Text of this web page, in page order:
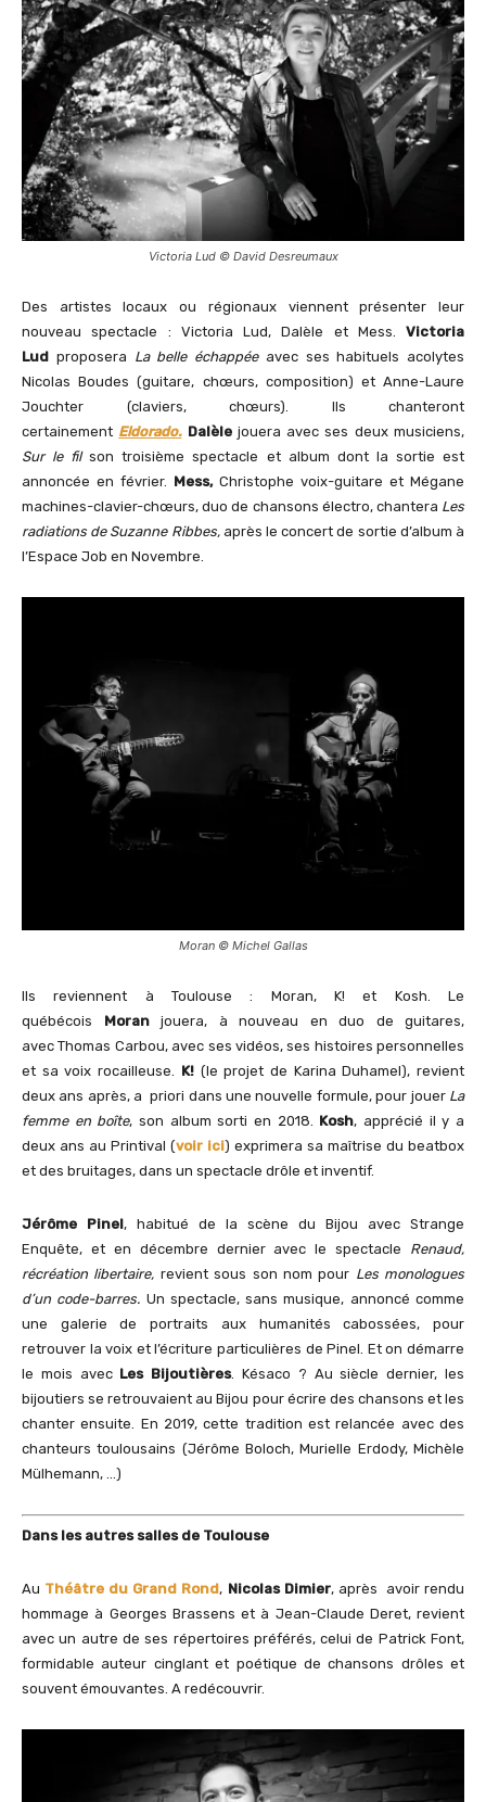
Victoria Lud © David Desreumaux
Des artistes locaux ou régionaux viennent présenter leur
nouveau spectacle : Victoria Lud, Dalèle et Mess. Victoria
Lud proposera Labelle échappéeavec ses habituels acolytes
Nicolas Boudes (guitare, chœurs, composition) et Anne-Laure
Jouchter (claviers, chœurs). Ils chanteront
certainement Eldorado. Dalèlejouera avec ses deux musiciens,
Sur le filson troisième spectacle et album dont la sortie est
annoncée en février. Mess,Christophe voix-guitare et Mégane
machines-clavier-chœurs, duo de chansons électro, chantera Les
radiations de Suzanne Ribbes, après le concert de sortie d’album à
l’Espace Job en Novembre.
Moran © Michel Gallas
Ils reviennent à Toulouse : Moran, K! et Kosh. Le
québécois Moranjouera, à nouveau en duo de guitares,
avec Thomas Carbou, avec ses vidéos, ses histoires personnelles
et sa voix rocailleuse. K! (le projet de Karina Duhamel), revient
deux ans après, a priori dans une nouvelle formule, pour jouer La
femme en boîte, son album sorti en 2018. Kosh, apprécié il y a
deux ans au Printival (voir ici) exprimera sa maîtrise du beatbox
et des bruitages, dans un spectacle drôle et inventif.
Jérôme Pinel, habitué de la scène du Bijou avec Strange
Enquête, et en décembre dernier avec le spectacle Renaud,
récréation libertaire, revient sous son nom pour Les monologues
d’un code-barres. Un spectacle, sans musique, annoncé comme
une galerie de portraits aux humanités cabossées, pour
retrouver la voix et l’écriture particulières de Pinel. Et on démarre
le mois avec Les Bijoutières. Késaco ? Au siècle dernier, les
bijoutiers se retrouvaient au Bijou pour écrire des chansons et les
chanter ensuite. En 2019, cette tradition est relancée avec des
chanteurs toulousains (Jérôme Boloch, Murielle Erdody, Michèle
Mülhemann, …)
Dans les autres salles de Toulouse
Au Théâtre du Grand Rond, Nicolas Dimier, après avoir rendu
hommage à Georges Brassens et à Jean-Claude Deret, revient
avec un autre de ses répertoires préférés, celui de Patrick Font,
formidable auteur cinglant et poétique de chansons drôles et
souvent émouvantes. A redécouvrir.